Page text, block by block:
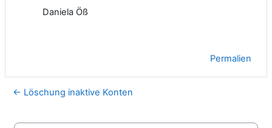
Daniela Öß
Permalien
← Löschung inaktive Konten